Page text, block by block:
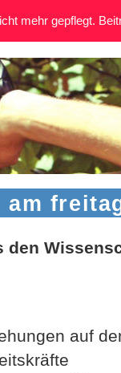
den
auf
mehr gepflegt.